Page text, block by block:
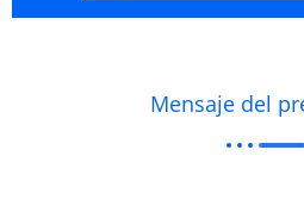
Mensaje del